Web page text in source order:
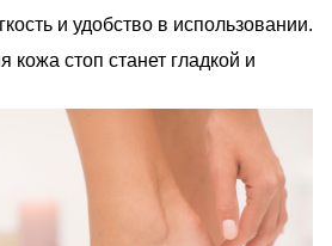
и удобство в использовании.
кожа стоп станет гладкой и